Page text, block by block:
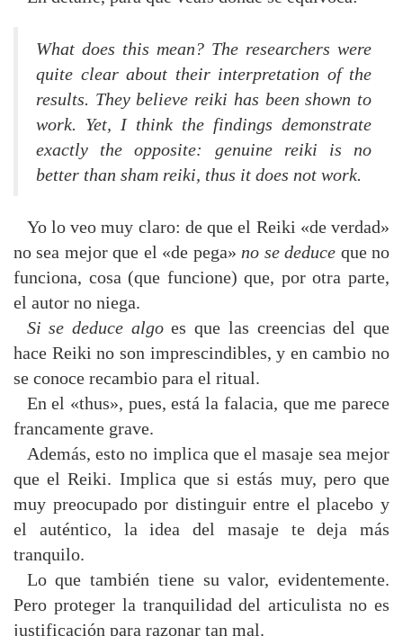
What does this mean? The researchers were
quite clear about their interpretation of the
results. They believe reiki has been shown to
work. Yet, I think the findings demonstrate
exactly the opposite: genuine reiki is no
better than sham reiki, thus it does not work.
Yo lo veo muy claro: de que el Reiki «de verdad»
no sea mejor que el «de pega» no se deduce que no
funciona, cosa (que funcione) que, por otra parte,
el autor no niega.
Si se deduce algoes que las creencias del que
hace Reiki no son imprescindibles, y en cambio no
se conoce recambio para el ritual.
En el «thus», pues, está la falacia, que me parece
francamente grave.
Además, esto no implica que el masaje sea mejor
que el Reiki. Implica que si estás muy, pero que
muy preocupado por distinguir entre el placebo y
el auténtico, la idea del masaje te deja más
tranquilo.
Lo que también tiene su valor, evidentemente.
Pero proteger la tranquilidad del articulista no es
justificación para razonar tan mal.